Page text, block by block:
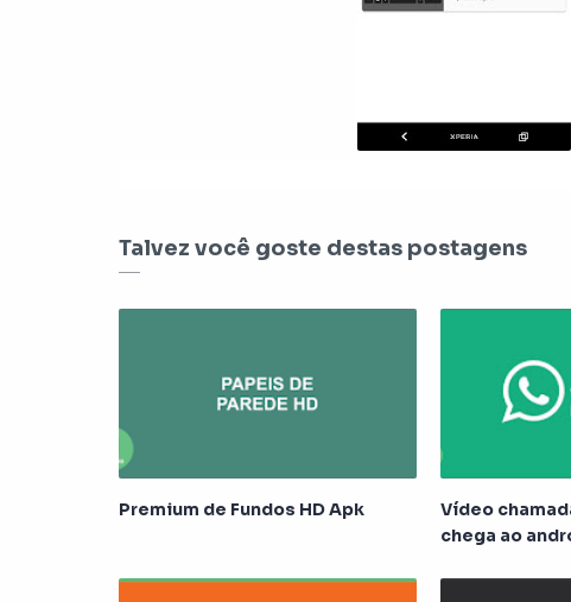
Talvez você goste destas postagens
Premium de Fundos HD Apk
Vídeo
chega ao